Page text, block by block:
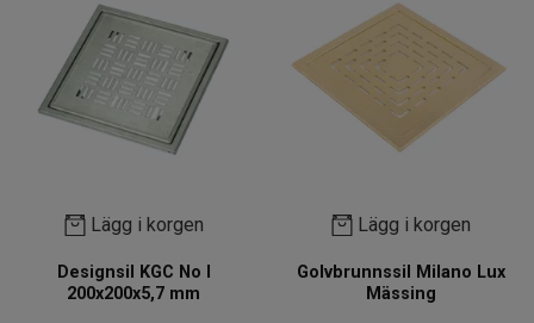
Lägg i korgen
Designsil KGC No I
200x200x5,7 mm
Lägg i korgen
Golvbrunnssil Milano Lux
Mässing